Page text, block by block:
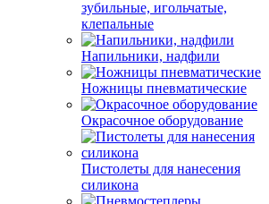
зубильные, игольчатые,
клепальные
Напильники, надфили
Ножницы пневматические
Окрасочное оборудование
Пистолеты для нанесения
силикона